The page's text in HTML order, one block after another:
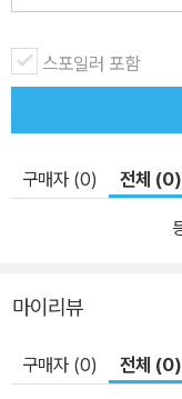
기, 창세가 고승현 글 |
은 또 어떻게 생겨났을
겨레의 창세 신화! 상상
편안한 입말로 풀었으
을 친근하면서도 신비롭
강을 지켜 온 김치 특공
특공대가 다시 나섰다!
양학적 가치를 재미있
리열린교육 선정도서 14 여우 시집가고 호랑이 장가가고 유다정 글 |
유승하 그림 새침한 여
졌어요. 호랑이는 세상
스포일러 포함
구매자 (0) 전체 (0)
마이리뷰
구매자 (0) 전체 (0)